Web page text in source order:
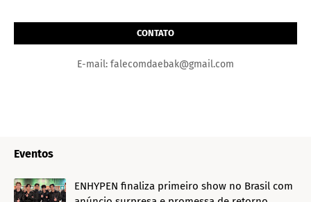
CONTATO
E-mail: falecomdaebak@gmail.com
Eventos
ENHYPEN finaliza primeiro show no Brasil com